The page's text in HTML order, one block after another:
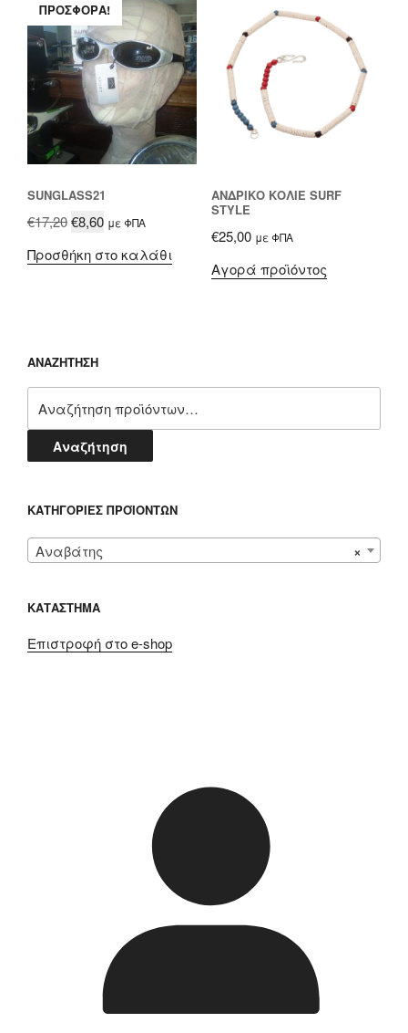
ΠΡΟΣΦΟΡΆ!
SUNGLASS21
€17,20Original
was:
€8,60Η
τιμή
με ΦΠΑ
Προσθήκη στο καλάθι
ΑΝΔΡΙΚΌ ΚΟΛΙΈ SURF
STYLE
€25,00 με ΦΠΑ
Αγορά προϊόντος
ΑΝΑΖΗΤΗΣΗ
για:
Αναζήτηση
ΚΑΤΗΓΟΡΊΕΣ ΠΡΟΪΌΝΤΩΝ
×
Αναβάτης
ΚΑΤΑΣΤΗΜΑ
Επιστροφή στο e-shop